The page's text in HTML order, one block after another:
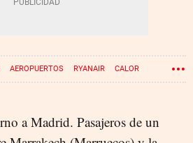
AEROPUERTOS RYANAIR CALOR
a Madrid. Pasajeros de un